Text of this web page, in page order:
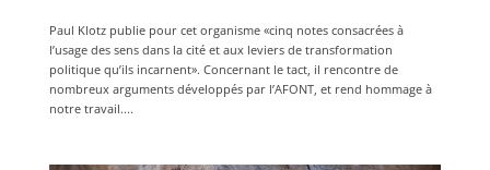
Paul Klotz publie pour cet organisme «cinq notes consacrées à
l’usage des sens dans la cité et aux leviers de transformation
politique qu’ils incarnent». Concernant le tact, il rencontre de
nombreux arguments développés par l’AFONT, et rend hommage à
notre travail....